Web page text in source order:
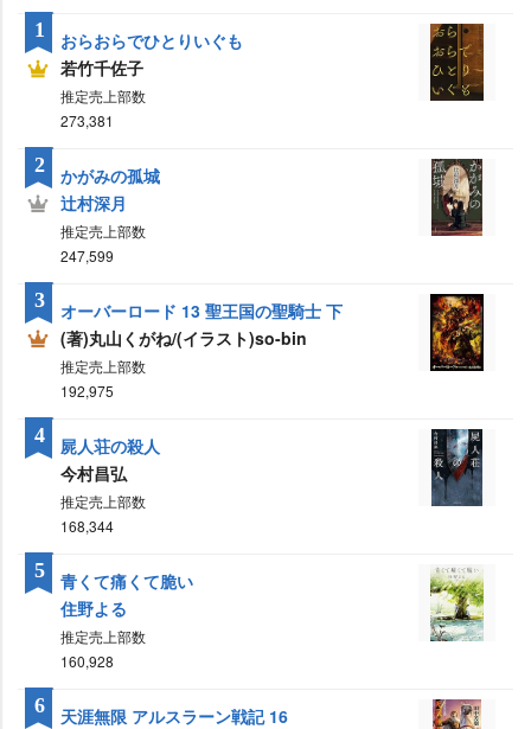
おらおらでひとりいぐも
若竹千佐子
推定売上部数
273,381
1
かがみの孤城
辻村深月
推定売上部数
247,599
2
オーバーロード 13 聖王国の聖騎士 下
(著)丸山くがね/(イラスト)so-bin
推定売上部数
192,975
3
屍人荘の殺人
今村昌弘
推定売上部数
168,344
4
青くて痛くて脆い
住野よる
推定売上部数
160,928
5
天涯無限 アルスラーン戦記 16
6